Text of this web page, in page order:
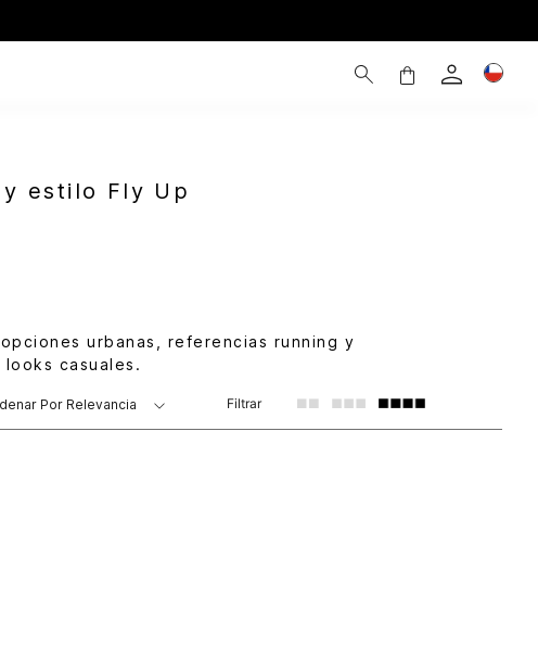
estilo Fly Up
urbanas, referencias running y
casuales.
Por Relevancia Filtrar